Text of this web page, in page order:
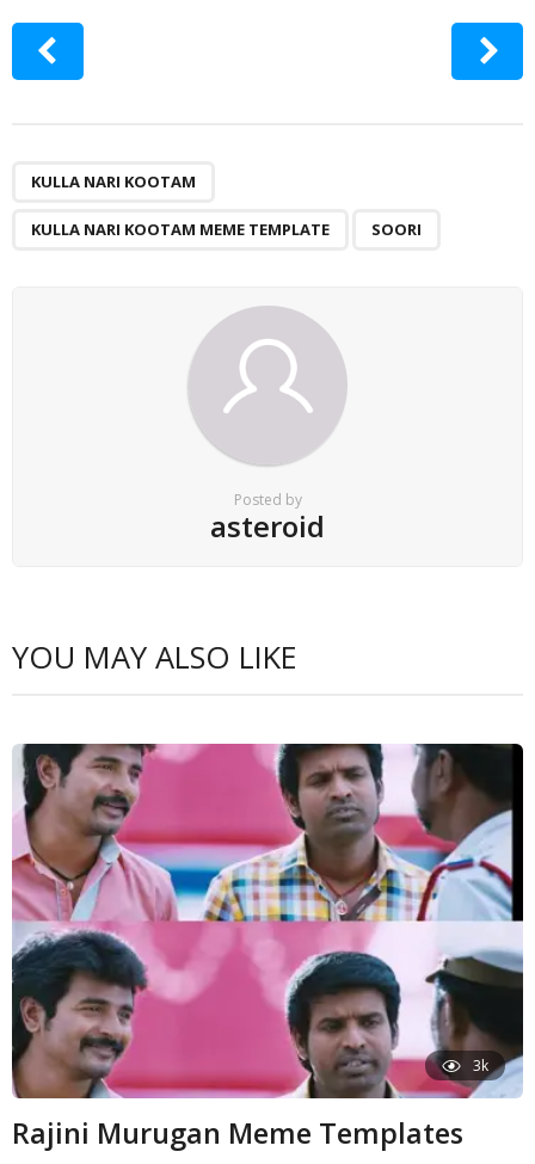
KULLA NARI KOOTAM
KULLA NARI KOOTAM MEME TEMPLATE SOORI
Posted by
asteroid
YOU MAY ALSO LIKE
3k
Rajini Murugan Meme Templates